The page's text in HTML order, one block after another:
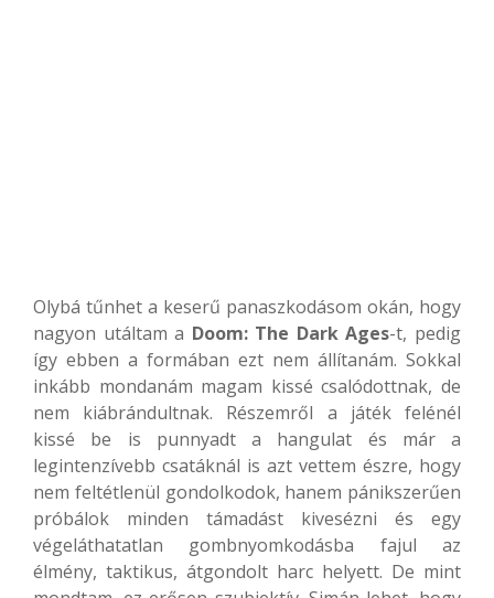
Olybá tűnhet a keserű panaszkodásom okán, hogy
nagyon utáltam a Doom: The Dark Ages-t, pedig
így ebben a formában ezt nem állítanám. Sokkal
inkább mondanám magam kissé csalódottnak, de
nem kiábrándultnak. Részemről a játék felénél
kissé be is punnyadt a hangulat és már a
legintenzívebb csatáknál is azt vettem észre, hogy
nem feltétlenül gondolkodok, hanem pánikszerűen
próbálok minden támadást kivesézni és egy
végeláthatatlan gombnyomkodásba fajul az
élmény, taktikus, átgondolt harc helyett. De mint